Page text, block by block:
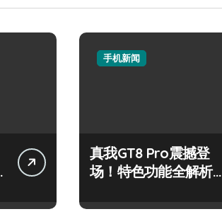
手机新闻
真我GT8 Pro震撼登
场！特色功能全解析，